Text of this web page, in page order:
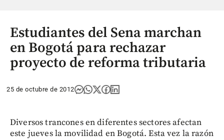
Estudiantes del Sena marchan
en Bogotá para rechazar
proyecto de reforma tributaria
25 de octubre de 2012
Diversos trancones en diferentes sectores afectan
este jueves la movilidad en Bogotá. Esta vez la razón